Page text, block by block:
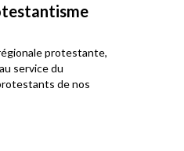
Bienvenue en
La région Cévennes-
par une forte présence
de cette histoire riche,